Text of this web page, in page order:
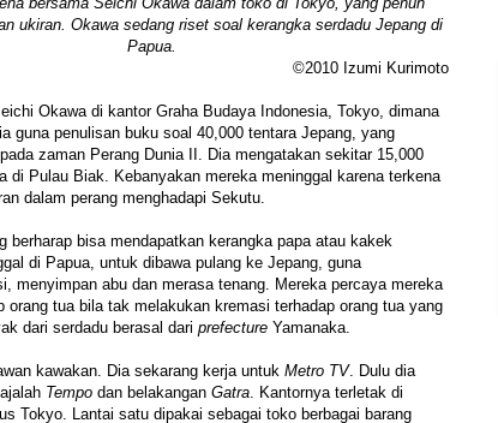
ukiran. Okawa sedang riset soal kerangka serdadu Jepang di
Papua.
©2010 Izumi Kurimoto
Okawa di kantor Graha Budaya Indonesia, Tokyo, dimana
guna penulisan buku soal 40,000 tentara Jepang, yang
zaman Perang Dunia II. Dia mengatakan sekitar 15,000
di Pulau Biak. Kebanyakan mereka meninggal karena terkena
dalam perang menghadapi Sekutu.
berharap bisa mendapatkan kerangka papa atau kakek
di Papua, untuk dibawa pulang ke Jepang, guna
menyimpan abu dan merasa tenang. Mereka percaya mereka
orang tua bila tak melakukan kremasi terhadap orang tua yang
dari serdadu berasal dari prefecture Yamanaka.
kawakan. Dia sekarang kerja untuk Metro TV. Dulu dia
Tempo dan belakangan Gatra. Kantornya terletak di
Tokyo. Lantai satu dipakai sebagai toko berbagai barang